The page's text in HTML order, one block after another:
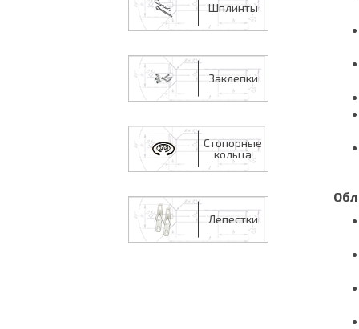
Шплинты
Заклепки
Стопорные
кольца
Лепестки